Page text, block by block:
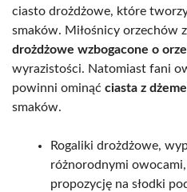
ciasto drożdżowe, które
smaków. Miłośnicy orzechów
drożdżowe wzbogacone o
wyrazistości. Natomiast fani
powinni ominąć ciasta z
smaków.
Rogaliki drożdżowe,
różnorodnymi
propozycję na słodki